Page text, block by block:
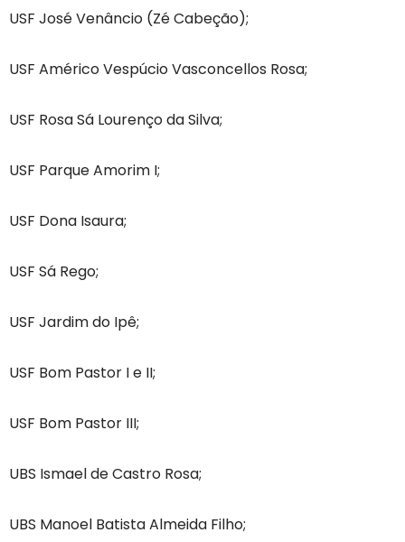
USF José Venâncio (Zé Cabeção);
USF Américo Vespúcio Vasconcellos Rosa;
USF Rosa Sá Lourenço da Silva;
USF Parque Amorim I;
USF Dona Isaura;
USF Sá Rego;
USF Jardim do Ipê;
USF Bom Pastor I e II;
USF Bom Pastor III;
UBS Ismael de Castro Rosa;
UBS Manoel Batista Almeida Filho;